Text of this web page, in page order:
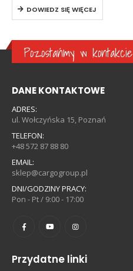
DOWIEDZ SIĘ WIĘCEJ
Pozostańmy w kontakcie
DANE KONTAKTOWE
ADRES:
ul. Wołczyńska 15, Poznań
TELEFON:
+48 572 87 88 80
EMAIL:
sklep@cargogroup.pl
DNI/GODZINY PRACY:
Pon - Pt / 9:00 - 17:00
Przydatne linki